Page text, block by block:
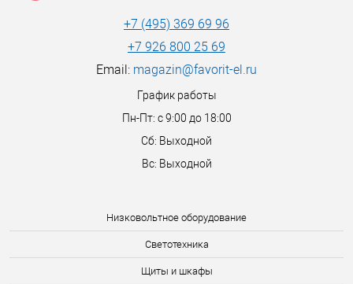
Низковольтное оборудование
Светотехника
Щиты и шкафы
+7 (495) 369 69 96
+7 926 800 25 69
Email: magazin@favorit-el.ru
График работы
Пн-Пт: с 9:00 до 18:00
Сб: Выходной
Вс: Выходной